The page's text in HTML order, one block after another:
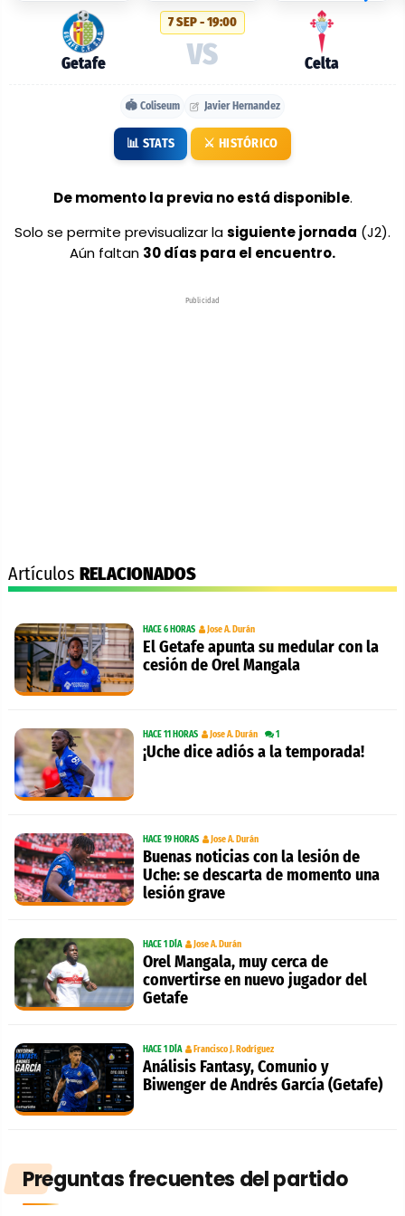
Getafe
Getafe
7 SEP - 19:00
VS Celta
🏟️ Coliseum Javier Hernandez
📊 STATS ⚔️ HISTÓRICO
De momento la previa no está disponible.
Solo se permite previsualizar lasiguiente jornada (J2).
Aún faltan 30 días para el encuentro.
Publicidad
Artículos RELACIONADOS
HACE 6 HORAS Jose A. Durán
El Getafe apunta su medular con la
cesión de Orel Mangala
HACE 11 HORAS Jose A. Durán 1
¡Uche dice adiós a la temporada!
HACE 19 HORAS Jose A. Durán
Buenas noticias con la lesión de
Uche: se descarta de momento una
lesión grave
HACE 1 DÍA Jose A. Durán
Orel Mangala, muy cerca de
convertirse en nuevo jugador del
Getafe
HACE 1 DÍA Francisco J. Rodríguez
Análisis Fantasy, Comunio y
Biwenger de Andrés García (Getafe)
Preguntas frecuentes del partido